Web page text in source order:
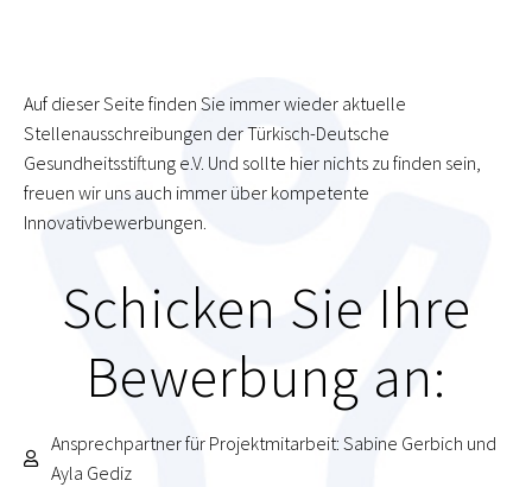
Auf dieser Seite finden Sie immer wieder aktuelle
Stellenausschreibungen der Türkisch-Deutsche
Gesundheitsstiftung e.V. Und sollte hier nichts zu finden sein,
freuen wir uns auch immer über kompetente
Innovativbewerbungen.
Schicken Sie Ihre
Bewerbung an:
Ansprechpartner für Projektmitarbeit: Sabine Gerbich und
Ayla Gediz